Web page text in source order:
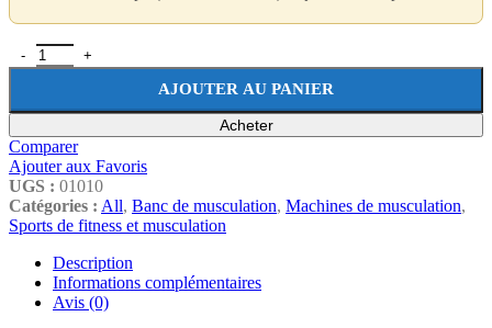
AJOUTER AU PANIER
Acheter
Comparer
Ajouter aux Favoris
UGS : 01010
Catégories : All, Banc de musculation, Machines de musculation,
Sports de fitness et musculation
Description
Informations complémentaires
Avis (0)